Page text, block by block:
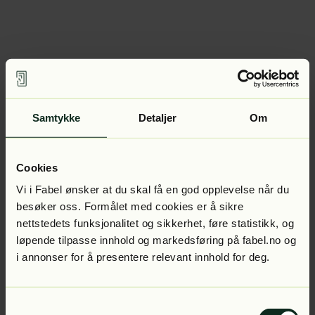
Samtykke Detaljer Om
Cookies
Vi i Fabel ønsker at du skal få en god opplevelse når du
besøker oss. Formålet med cookies er å sikre
nettstedets funksjonalitet og sikkerhet, føre statistikk, og
løpende tilpasse innhold og markedsføring på fabel.no og
i annonser for å presentere relevant innhold for deg.